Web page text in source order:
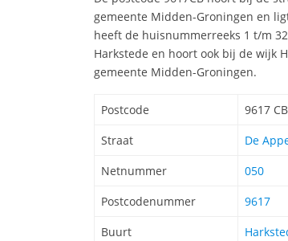
gemeente Midden-Groningen en
heeft de huisnummerreeks 1 t/m
Harkstede en hoort ook bij de wijk
gemeente Midden-Groningen.
Postcode
9617 CB
Straat
De
Netnummer
050
Postcodenummer
9617
Buurt